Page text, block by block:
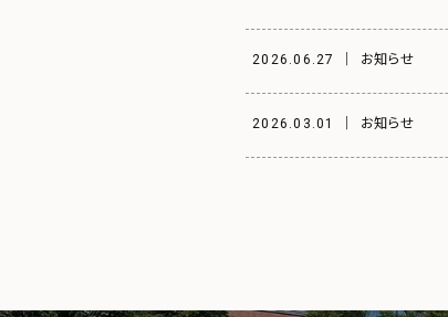
2026.06.27 お知らせ
2026.03.01 お知らせ